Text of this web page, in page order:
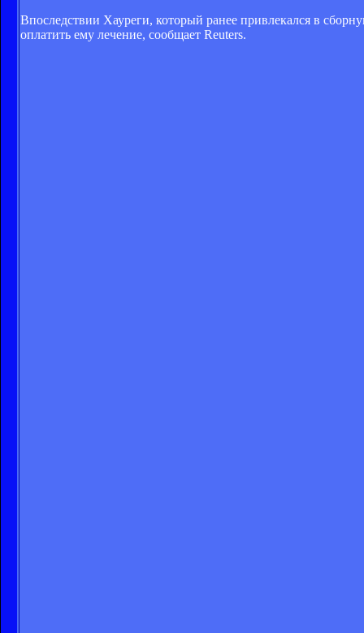
Впоследствии Хауреги, который ранее привлекался в
оплатить ему лечение, сообщает Reuters.